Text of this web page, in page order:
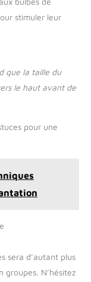
stimuler leur
que la taille du
le haut avant de
pour une
sera d’autant plus
groupes. N’hésitez